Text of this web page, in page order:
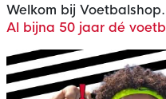
Welkom bij
Al bijna 50 jaar dé